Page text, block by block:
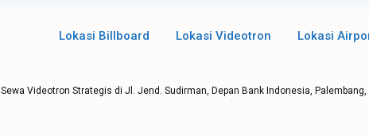
Lokasi Billboard Lokasi Videotron Lokasi
Sewa Videotron Strategis di Jl. Jend. Sudirman, Depan Bank Indonesia,